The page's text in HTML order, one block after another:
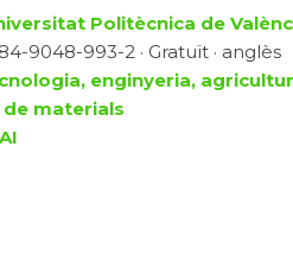
Politècnica de
9048-993-2 · Gratuït · anglès
enginyeria,
de materials